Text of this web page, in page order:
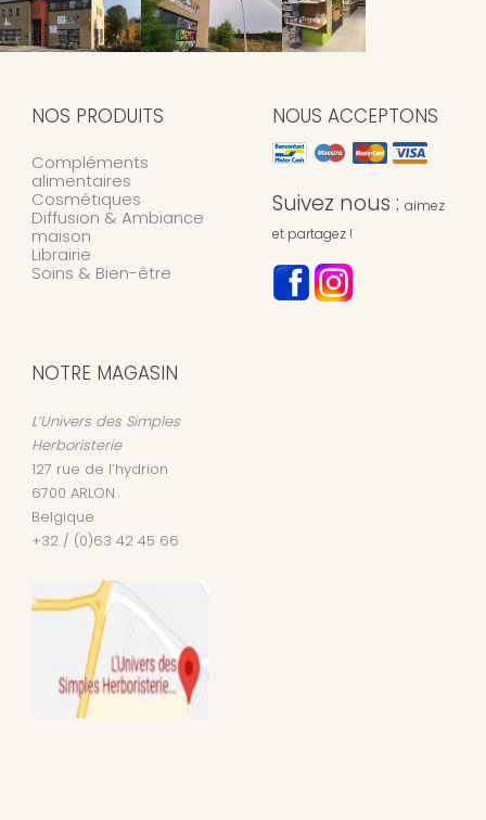
NOS PRODUITS
Compléments
alimentaires
Cosmétiques
Diffusion & Ambiance
maison
Librairie
Soins & Bien-être
NOUS ACCEPTONS
Suivez nous : aimez
et partagez !
NOTRE MAGASIN
L’Univers des Simples
Herboristerie
127 rue de l’hydrion
6700 ARLON
Belgique
+32 / (0)63 42 45 66